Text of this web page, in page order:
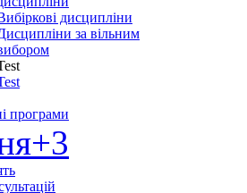
дисципліни
за вільним
програми
+3